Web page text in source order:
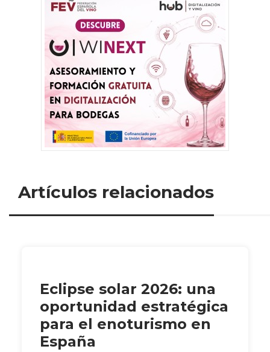
Artículos relacionados
Eclipse solar 2026: una
oportunidad estratégica
para el enoturismo en
España